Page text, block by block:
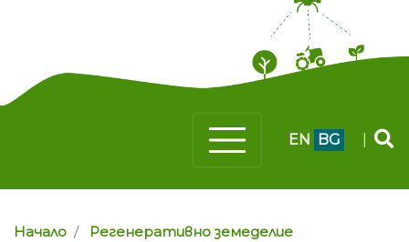
EN BG
Начало
Регенеративно земеделие